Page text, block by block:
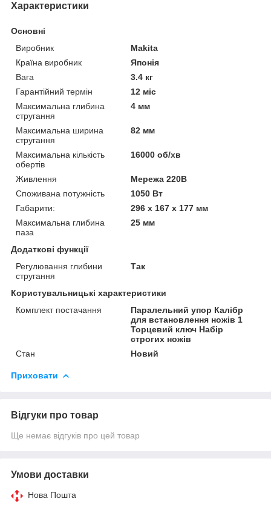
Характеристики
Основні
Виробник
Makita
Країна виробник
Японія
Вага
3.4 кг
Гарантійний термін
12 міс
Максимальна глибина
стругання
4 мм
Максимальна ширина
стругання
82 мм
Максимальна кількість
обертів
16000 об/хв
Живлення
Мережа 220В
Споживана потужність
1050 Вт
Габарити:
296 x 167 x 177 мм
Максимальна глибина
паза
25 мм
Додаткові функції
Регулювання глибини
стругання
Так
Користувальницькі характеристики
Комплект постачання
Паралельний упор Калібр
для встановлення ножів 1
Торцевий ключ Набір
строгих ножів
Стан
Новий
Приховати
Відгуки про товар
Ще немає відгуків про цей товар
Умови доставки
Нова Пошта